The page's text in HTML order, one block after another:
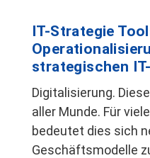
IT-Strategie
strategischen
Digitalisierung.
aller Munde. Für
bedeutet dies sich
Geschäftsmodelle